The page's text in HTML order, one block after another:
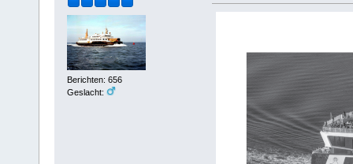
Berichten: 656
Geslacht: